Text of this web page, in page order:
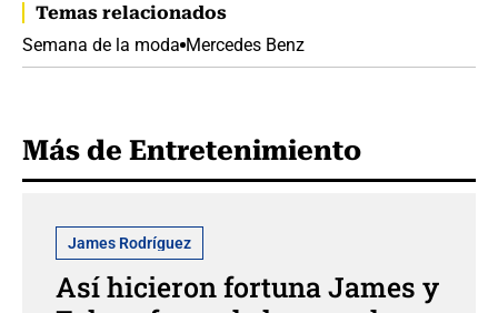
Temas relacionados
Semana de la moda Mercedes Benz
Más de Entretenimiento
James Rodríguez
Así hicieron fortuna James y